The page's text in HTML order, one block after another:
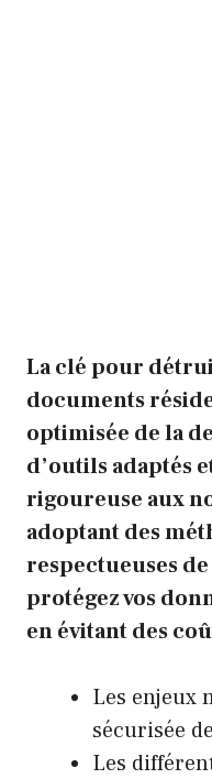
La clé pour
documents
optimisée de la
d’outils adaptés
rigoureuse aux
adoptant des
respectueuses
protégez vos
en évitant des
Les enjeux
sécurisée
Les